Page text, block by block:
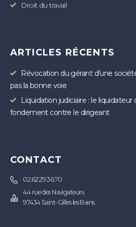
Droit du travail
ARTICLES RÉCENTS
Révocation du gérant d’une
pas la bonne voie
Liquidation judiciaire : le liquidateur
fondement contre le dirigeant
CONTACT
02.62.29.36.70
44 rue des Navigateurs
97434 Saint-Gilles les Bains